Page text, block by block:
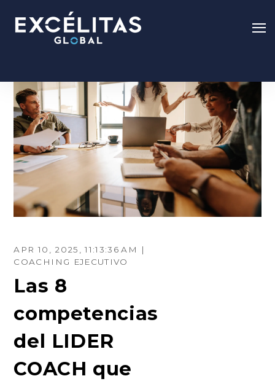
APR 10, 2025, 11:13:36 AM |
COACHING EJECUTIVO
Las 8
competencias
del LIDER
COACH que